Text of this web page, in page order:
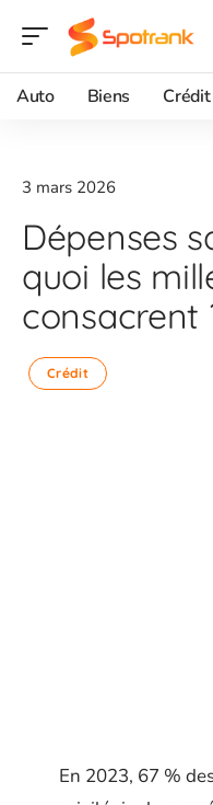
Auto Biens Crédit
3 mars 2026
Dépenses
quoi les
consacrent
Crédit
En 2023, 67 %